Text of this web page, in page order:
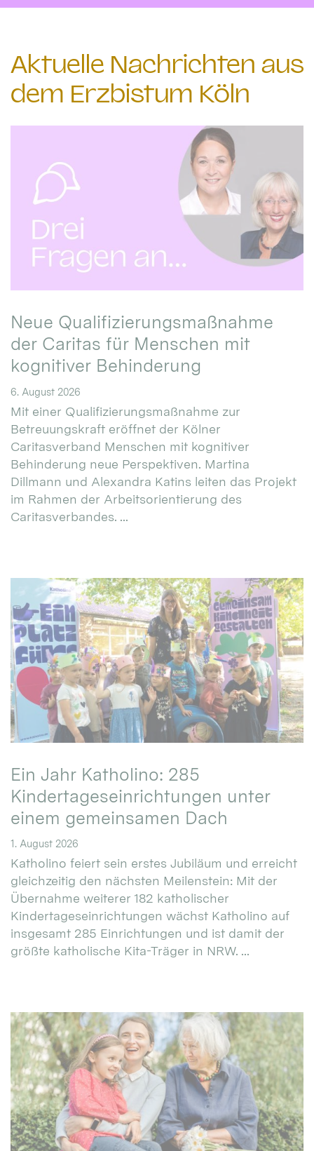
Aktuelle Nachrichten aus
dem Erzbistum Köln
Neue Qualifizierungsmaßnahme
der Caritas für Menschen mit
kognitiver Behinderung
6. August 2026
Mit einer Qualifizierungsmaßnahme zur
Betreuungskraft eröffnet der Kölner
Caritasverband Menschen mit kognitiver
Behinderung neue Perspektiven. Martina
Dillmann und Alexandra Katins leiten das Projekt
im Rahmen der Arbeitsorientierung des
Caritasverbandes. ...
Ein Jahr Katholino: 285
Kindertageseinrichtungen unter
einem gemeinsamen Dach
1. August 2026
Katholino feiert sein erstes Jubiläum und erreicht
gleichzeitig den nächsten Meilenstein: Mit der
Übernahme weiterer 182 katholischer
Kindertageseinrichtungen wächst Katholino auf
insgesamt 285 Einrichtungen und ist damit der
größte katholische Kita-Träger in NRW. ...